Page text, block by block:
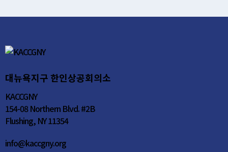
대뉴욕지구 한인상공회의소
KACCGNY
154-08 Northern Blvd. #2B
Flushing, NY 11354
info@kaccgny.org